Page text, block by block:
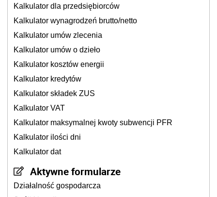
Kalkulator dla przedsiębiorców
Kalkulator wynagrodzeń brutto/netto
Kalkulator umów zlecenia
Kalkulator umów o dzieło
Kalkulator kosztów energii
Kalkulator kredytów
Kalkulator składek ZUS
Kalkulator VAT
Kalkulator maksymalnej kwoty subwencji PFR
Kalkulator ilości dni
Kalkulator dat
Aktywne formularze
Działalność gospodarcza